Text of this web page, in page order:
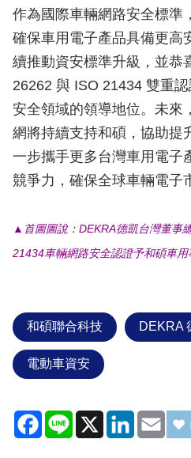
作為國際車輛網路安全標準
確保車用電子產品具備更高
續推動資安標準升級，並恭
26262 與 ISO 21434 雙重
安全領域的領導地位。未來
網將持續支持和碩，協助提
一步攜手更多台灣車用電子
競爭力，確保全球車輛電子
▲首圖圖說：​DEKRA德凱台灣董事
21434車輛網路安全認證予和碩車
和碩聯合科技 DEKRA
電動車資安
Facebook
Line X LinkedIn